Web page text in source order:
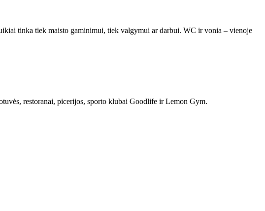
tinka tiek maisto gaminimui, tiek valgymui ar darbui. WC ir vonia – vienoje
restoranai, picerijos, sporto klubai Goodlife ir Lemon Gym.